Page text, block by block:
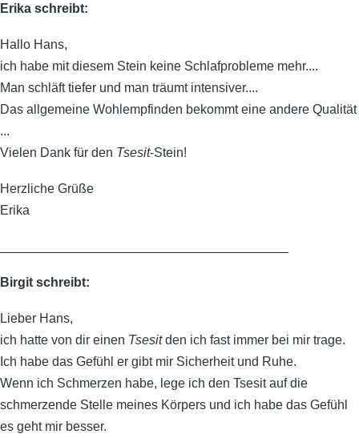
Erika schreibt:
Hallo Hans,
ich habe mit diesem Stein keine Schlafprobleme mehr....
Man schläft tiefer und man träumt intensiver....
Das allgemeine Wohlempfinden bekommt eine andere Qualität
...
Vielen Dank für den Tsesit-Stein!
Herzliche Grüße
Erika
Birgit schreibt:
Lieber Hans,
ich hatte von dir einen Tsesitden ich fast immer bei mir trage.
Ich habe das Gefühl er gibt mir Sicherheit und Ruhe.
Wenn ich Schmerzen habe, lege ich den Tsesit auf die
schmerzende Stelle meines Körpers und ich habe das Gefühl
es geht mir besser.